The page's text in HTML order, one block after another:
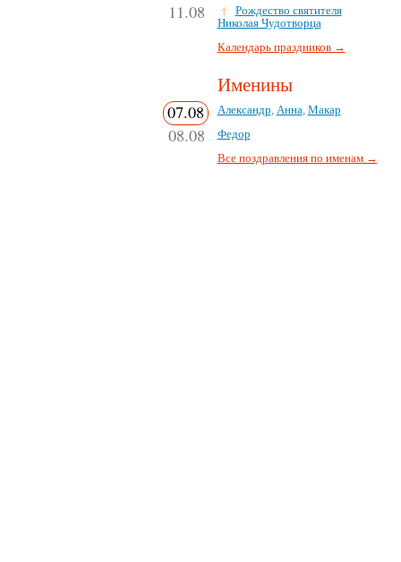
11.08
Рождество святителя
Николая Чудотворца
Календарь праздников →
Именины
07.08 Александр, Анна, Макар
08.08
Федор
Все поздравления по именам →